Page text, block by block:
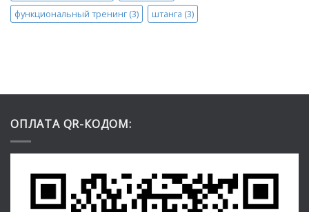
функциональный тренинг (3) штанга (3)
ОПЛАТА QR-КОДОМ: